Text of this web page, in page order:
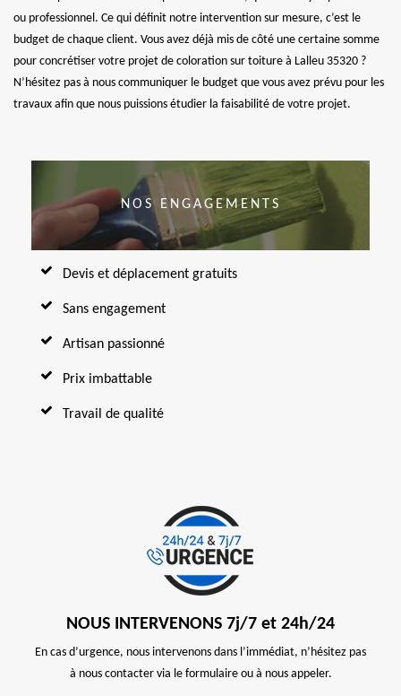
ou professionnel. Ce qui définit notre intervention sur mesure, c’est le
budget de chaque client. Vous avez déjà mis de côté une certaine somme
pour concrétiser votre projet de coloration sur toiture à Lalleu 35320 ?
N’hésitez pas à nous communiquer le budget que vous avez prévu pour les
travaux afin que nous puissions étudier la faisabilité de votre projet.
NOS ENGAGEMENTS
Devis et déplacement gratuits
Sans engagement
Artisan passionné
Prix imbattable
Travail de qualité
NOUS INTERVENONS 7j/7 et 24h/24
En cas d’urgence, nous intervenons dans l’immédiat, n’hésitez pas
à nous contacter via le formulaire ou à nous appeler.